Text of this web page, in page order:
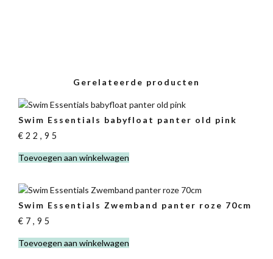
Gerelateerde producten
Swim Essentials babyfloat panter old pink
€ 22,95
Toevoegen aan winkelwagen
Swim Essentials Zwemband panter roze 70cm
€ 7,95
Toevoegen aan winkelwagen